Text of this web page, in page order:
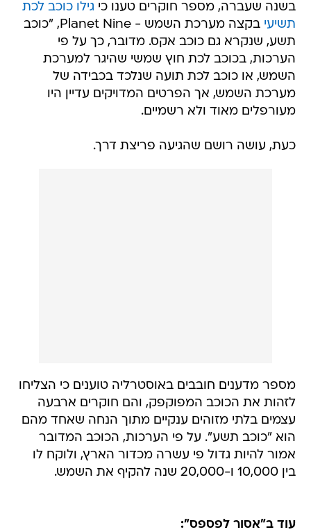
בשנה שעברה, מספר חוקרים טענו כי גילו כוכב לכת
תשיעי
בקצה מערכת השמש - Planet Nine, "כוכב
תשע, שנקרא גם כוכב אקס. מדובר, כך על פי
הערכות, בכוכב לכת חוץ שמשי שהיגר למערכת
השמש, או כוכב לכת תועה שנלכד בכבידה של
מערכת השמש, אך הפרטים המדויקים עדיין היו
מעורפלים מאוד ולא רשמיים.
כעת, עושה רושם שהגיעה פריצת דרך.
מספר מדענים חובבים באוסטרליה טוענים כי הצליחו
לזהות את הכוכב המפוקפק, והם חוקרים ארבעה
עצמים בלתי מזוהים ענקיים מתוך הנחה שאחד מהם
הוא "כוכב תשע". על פי הערכות, הכוכב המדובר
אמור להיות גדול פי עשרה מכדור הארץ, ולוקח לו
בין 10,000 ו-20,000 שנה להקיף את השמש.
עוד ב"אסור לפספס":